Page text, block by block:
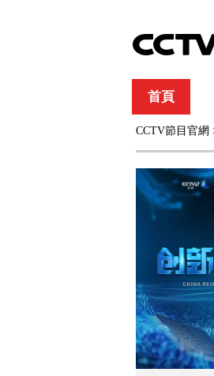
首頁
綜合 新聞
CCTV節目官網